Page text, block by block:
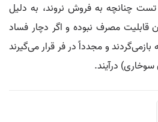
چنانچه به فروش نروند، به دلیل
مصرف نبوده و اگر دچار فساد
بازمی‌گردند و مجدداً در فر قرار می‌گیرند
درآیند.